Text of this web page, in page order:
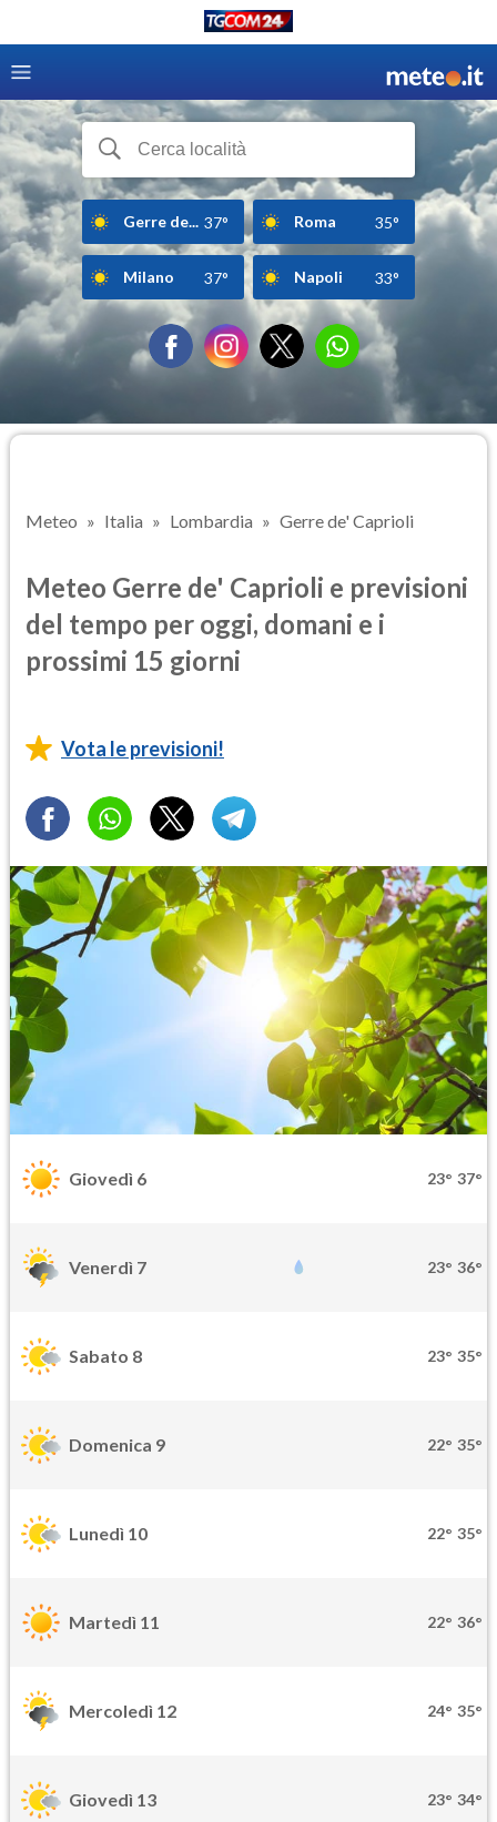
Gerre de... 37° Roma 35°
Milano 37° Napoli 33°
Meteo Italia Lombardia Gerre de' Caprioli
Meteo Gerre de' Caprioli e previsioni
del tempo per oggi, domani e i
prossimi 15 giorni
Vota le previsioni!
Giovedì 6 23° 37°
Venerdì 7 23° 36°
Sabato 8 23° 35°
Domenica 9 22° 35°
Lunedì 10 22° 35°
Martedì 11 22° 36°
Mercoledì 12 24° 35°
Giovedì 13 23° 34°